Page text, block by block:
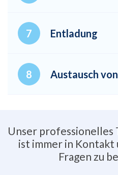
Entladung
Austausch
Unser professionelles
ist immer in
Fragen zu